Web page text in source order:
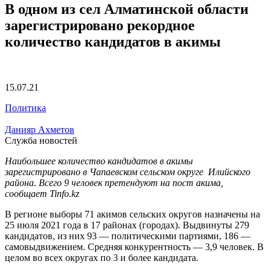
В одном из сел Алматинской области
зарегистрировано рекордное
количество кандидатов в акимы
15.07.21
Политика
Данияр Ахметов
Служба новостей
Наибольшее количество кандидатов в акимы
зарегистрировано в Чапаевском сельском округе Илийского
района. Всего 9 человек претендуют на пост акима,
сообщает Tinfo.kz
В регионе выборы 71 акимов сельских округов назначены на
25 июля 2021 года в 17 районах (городах). Выдвинуты 279
кандидатов, из них 93 — политическими партиями, 186 —
самовыдвижением. Средняя конкурентность — 3,9 человек. В
целом во всех округах по 3 и более кандидата.